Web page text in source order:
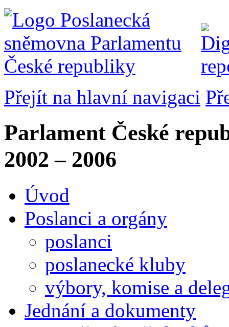
Přejít na hlavní navigaci
Parlament České
2002 – 2006
Úvod
Poslanci a orgány
poslanci
poslanecké kluby
výbory, komise a
Jednání a dokumenty